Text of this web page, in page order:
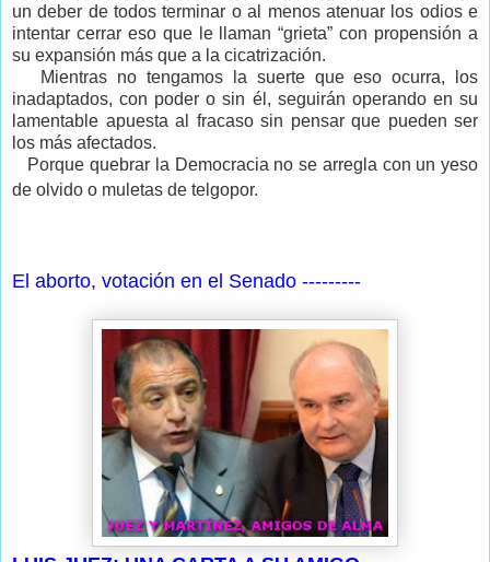
un deber de todos terminar o al menos atenuar los odios e
intentar cerrar eso que le llaman “grieta” con propensión a
su expansión más que a la cicatrización.
Mientras no tengamos la suerte que eso ocurra, los
inadaptados, con poder o sin él, seguirán operando en su
lamentable apuesta al fracaso sin pensar que pueden ser
los más afectados.
Porque quebrar la Democracia no se arregla con un yeso
de olvido o muletas de telgopor.
El aborto, votación en el Senado ---------